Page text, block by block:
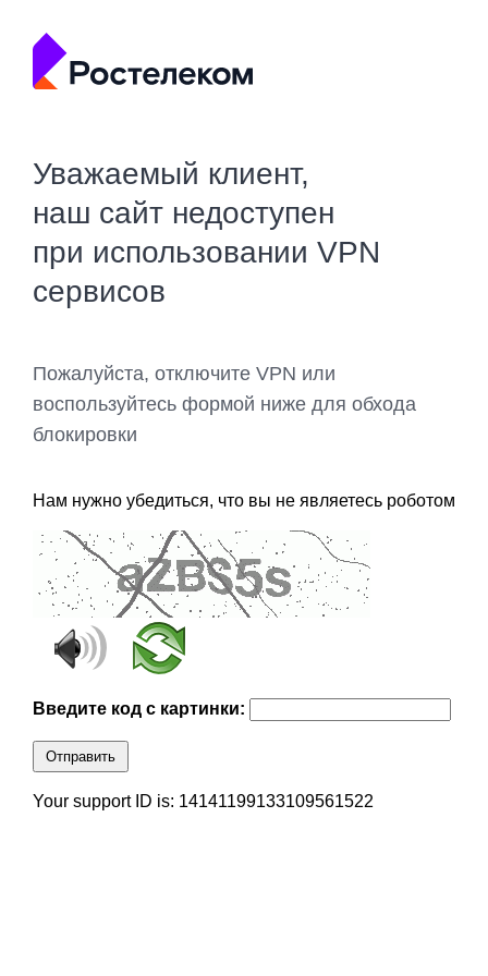
Уважаемый клиент,
наш сайт недоступен
при использовании VPN
сервисов
Пожалуйста, отключите VPN или
воспользуйтесь формой ниже для обхода
блокировки
Нам нужно убедиться, что вы не являетесь роботом
Введите код с картинки:
Отправить
Your support ID is: 14141199133109561522